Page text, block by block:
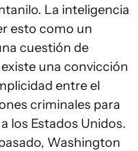
La inteligencia
esto como un
cuestión de
una convicción
entre el
criminales para
los Estados Unidos.
Washington